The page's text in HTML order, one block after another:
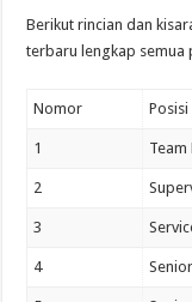
Berikut rincian dan
terbaru lengkap semua
Nomor Posisi
1 Team
2
3
4